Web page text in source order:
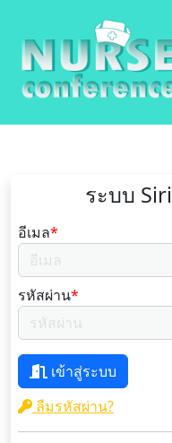
ระบบ
อีเมล*
รหัสผ่าน*
เข้าสู่ระบบ
ลืมรหัสผ่าน?